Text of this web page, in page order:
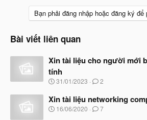
Bạn phải đăng nhập hoặc đăng ký để
Bài viết liên quan
Xin tài liệu cho người mới
tính
N
à
y
b
31/01/2023 2
Xin tài liệu networking
N
16/06/2020 7